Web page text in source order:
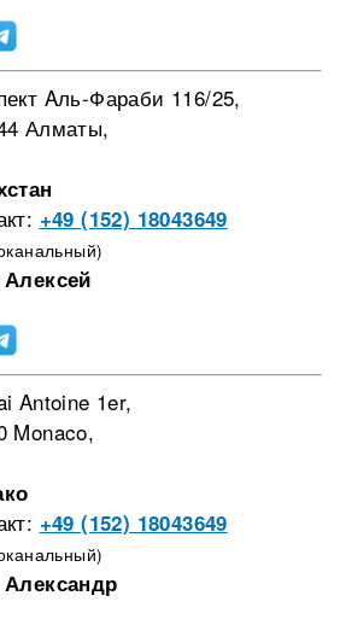
Aль-Фараби 116/25,
Алматы,
+49 (152) 18043649
Алексей
Antoine 1er,
Monaco,
+49 (152) 18043649
Александр